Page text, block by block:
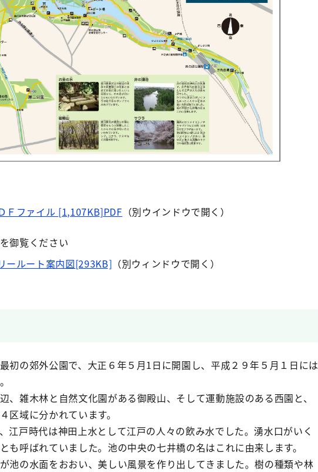
Ｆファイル [1,107KB]PDF （別ウインドウで開く）
御覧ください
ールート案内図[293KB] （別ウィンドウで開く）
初の郊外公園で、大正６年５月1日に開園し、平成２９年５月１日には
、雑木林と自然文化園がある御殿山、そして運動施設のある西園と、
区域に分かれています。
江戸時代は神田上水として江戸の人々の飲み水でした。湧水口がいく
も呼ばれていました。池の中央の七井橋の名はこれに由来します。
池の水面をおおい、美しい風景を作り出してきました。樹の種類や林